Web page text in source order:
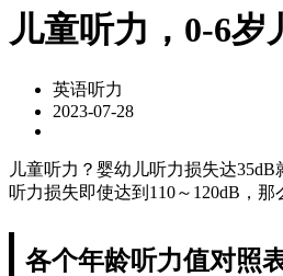
儿童听力，0-6岁
英语听力
2023-07-28
儿童听力？婴幼儿听力损失达
听力损失即使达到110～120dB，
各个年龄听力值对照